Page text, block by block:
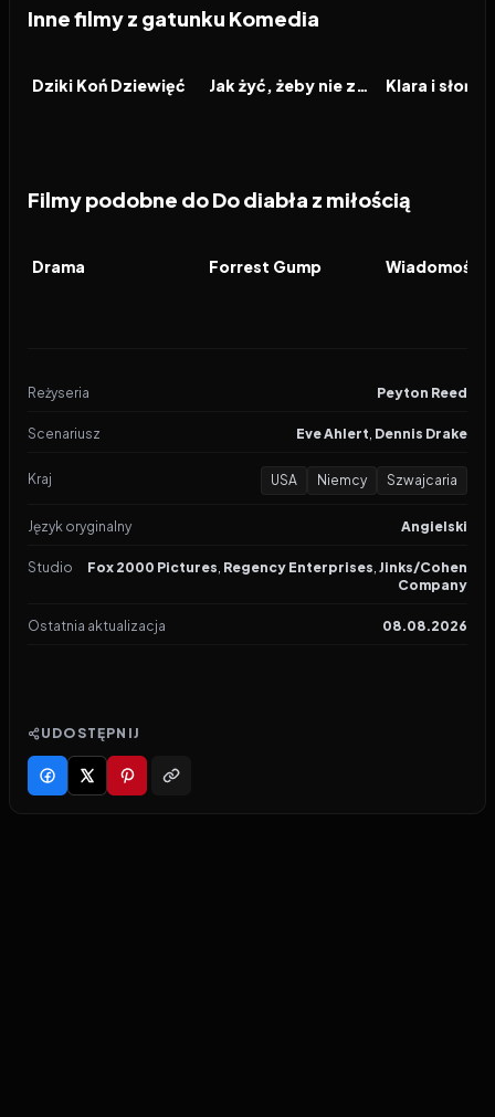
Inne filmy z gatunku Komedia
FILM
Dziki Koń Dziewięć FILM Jak żyć, żeby nie zwariować FILM
Klara i słońce
Filmy podobne do Do diabła z miłością
FILM
Drama FILM
Forrest Gump FILM
Reżyseria Peyton Reed
Scenariusz Eve Ahlert, Dennis Drake
Kraj USA Niemcy Szwajcaria
Język oryginalny Angielski
Studio Fox 2000 Pictures, Regency Enterprises, Jinks/Cohen
Company
Ostatnia aktualizacja 08.08.2026
UDOSTĘPNIJ